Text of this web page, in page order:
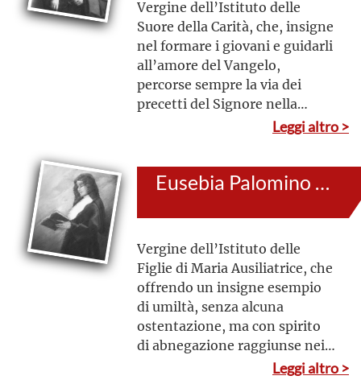
Vergine dell’Istituto delle
Suore della Carità, che, insigne
nel formare i giovani e guidarli
all’amore del Vangelo,
percorse sempre la via dei
precetti del Signore nella
carità verso il prossimoLeggi altro >
Eusebia Palomino Yenes
Vergine dell’Istituto delle
Figlie di Maria Ausiliatrice, che
offrendo un insigne esempio
di umiltà, senza alcuna
ostentazione, ma con spirito
di abnegazione raggiunse nei
lavori più umili i vertici della
Leggi altro >